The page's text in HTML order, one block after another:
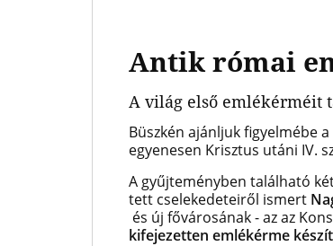
Antik római
A világ első emlékérméit
Büszkén ajánljuk figyelmébe a
egyenesen Krisztus utáni IV.
A gyűjteményben található
tett cselekedeteiről ismert
és új fővárosának - az az
kifejezetten emlékérme